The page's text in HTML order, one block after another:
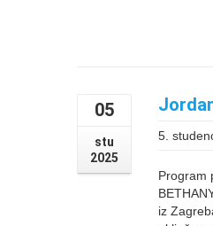
05
stu
2025
5.
Program
iz